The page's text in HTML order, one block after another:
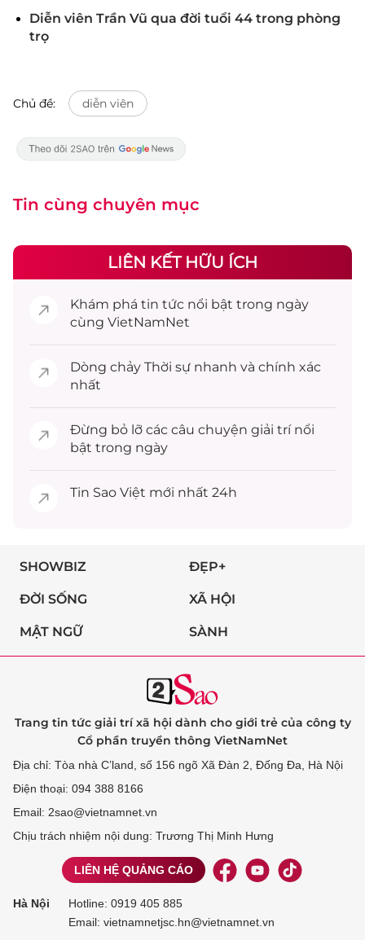
Diễn viên Trần Vũ qua đời tuổi 44 trong phòng
trọ
Chủ đề: diễn viên
Tin cùng chuyên mục
LIÊN KẾT HỮU ÍCH
Khám phá tin tức nổi bật trong ngày
cùng VietNamNet
Dòng chảy Thời sự nhanh và chính xác
nhất
Đừng bỏ lỡ các câu chuyện giải trínổi
bật trong ngày
Tin Sao Việt mới nhất 24h
SHOWBIZ ĐẸP+
ĐỜI SỐNG XÃ HỘI
MẬT NGỮ SÀNH
Trang tin tức giải trí xã hội dành cho giới trẻ của công ty
Cổ phần truyền thông VietNamNet
Địa chỉ: Tòa nhà C’land, số 156 ngõ Xã Đàn 2, Đống Đa, Hà Nội
Điện thoại: 094 388 8166
Email: 2sao@vietnamnet.vn
Chịu trách nhiệm nội dung: Trương Thị Minh Hưng
LIÊN HỆ QUẢNG CÁO
Hà Nội Hotline: 0919 405 885
Email: vietnamnetjsc.hn@vietnamnet.vn